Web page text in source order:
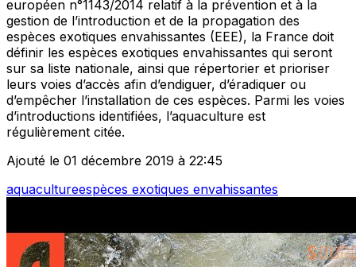
européen n°1143/2014 relatif à la prévention et à la
gestion de l’introduction et de la propagation des
espèces exotiques envahissantes (EEE), la France doit
définir les espèces exotiques envahissantes qui seront
sur sa liste nationale, ainsi que répertorier et prioriser
leurs voies d’accès afin d’endiguer, d’éradiquer ou
d’empêcher l’installation de ces espèces. Parmi les voies
d’introductions identifiées, l’aquaculture est
régulièrement citée.
Ajouté le 01 décembre 2019 à 22:45
aquacultureespèces exotiques envahissantes